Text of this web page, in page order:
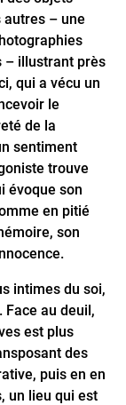
autres – une
– illustrant près
qui a vécu un
le
de la
sentiment
trouve
évoque son
en pitié
son
intimes du soi,
Face au deuil,
est plus
des
puis en en
un lieu qui est